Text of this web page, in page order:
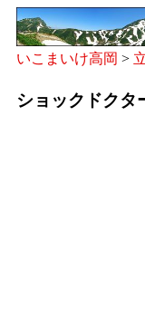
いこまいけ高岡 >
ショックドクタ